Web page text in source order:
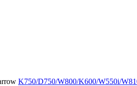
K750/D750/W800/K600/W550i/